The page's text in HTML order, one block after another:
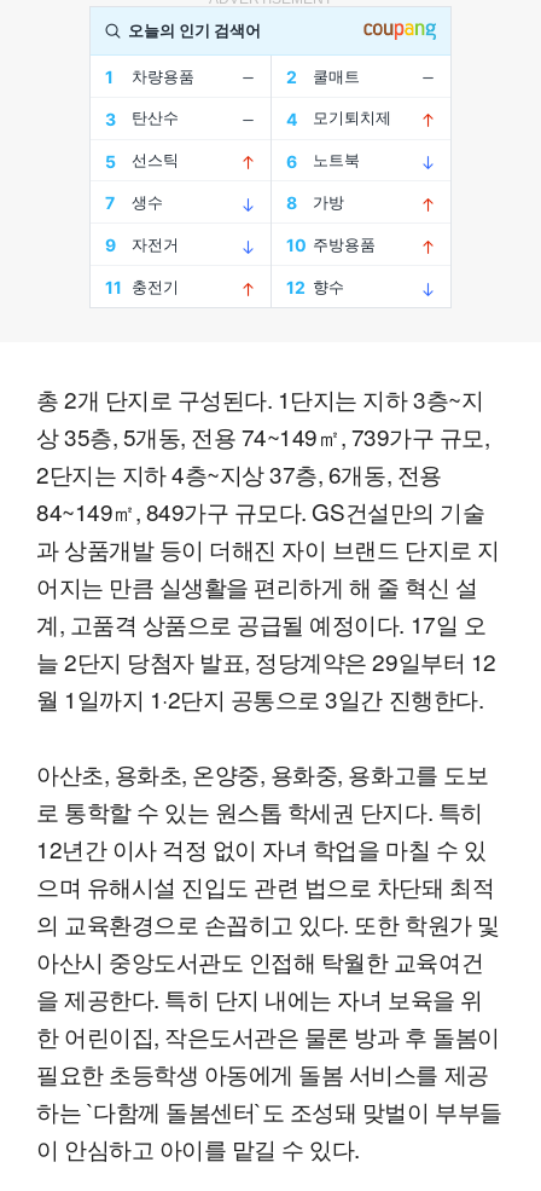
총 2개 단지로 구성된다. 1단지는 지하 3층~지
상 35층, 5개동, 전용 74~149㎡, 739가구 규모,
2단지는 지하 4층~지상 37층, 6개동, 전용
84~149㎡, 849가구 규모다. GS건설만의 기술
과 상품개발 등이 더해진 자이 브랜드 단지로 지
어지는 만큼 실생활을 편리하게 해 줄 혁신 설
계, 고품격 상품으로 공급될 예정이다. 17일 오
늘 2단지 당첨자 발표, 정당계약은 29일부터 12
월 1일까지 1·2단지 공통으로 3일간 진행한다.
아산초, 용화초, 온양중, 용화중, 용화고를 도보
로 통학할 수 있는 원스톱 학세권 단지다. 특히
12년간 이사 걱정 없이 자녀 학업을 마칠 수 있
으며 유해시설 진입도 관련 법으로 차단돼 최적
의 교육환경으로 손꼽히고 있다. 또한 학원가 및
아산시 중앙도서관도 인접해 탁월한 교육여건
을 제공한다. 특히 단지 내에는 자녀 보육을 위
한 어린이집, 작은도서관은 물론 방과 후 돌봄이
필요한 초등학생 아동에게 돌봄 서비스를 제공
하는 `다함께 돌봄센터`도 조성돼 맞벌이 부부들
이 안심하고 아이를 맡길 수 있다.